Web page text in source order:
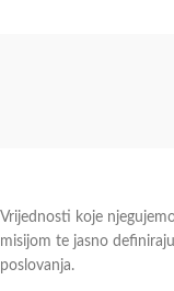
Vrijednosti koje
misijom te jasno
poslovanja.